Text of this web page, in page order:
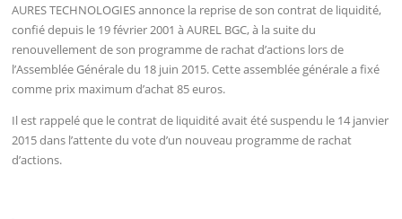
AURES TECHNOLOGIES annonce la reprise de son contrat de liquidité,
confié depuis le 19 février 2001 à AUREL BGC, à la suite du
renouvellement de son programme de rachat d’actions lors de
l’Assemblée Générale du 18 juin 2015. Cette assemblée générale a fixé
comme prix maximum d’achat 85 euros.
Il est rappelé que le contrat de liquidité avait été suspendu le 14 janvier
2015 dans l’attente du vote d’un nouveau programme de rachat
d’actions.